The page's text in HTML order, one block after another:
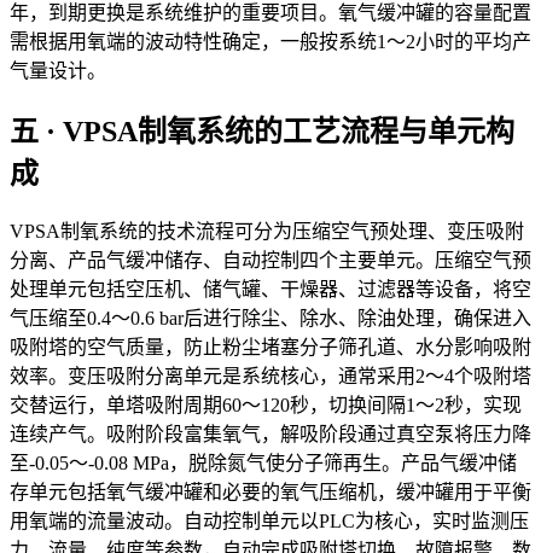
年，到期更换是系统维护的重要项目。氧气缓冲罐的容量配置
需根据用氧端的波动特性确定，一般按系统1～2小时的平均产
气量设计。
五 · VPSA制氧系统的工艺流程与单元构
成
VPSA制氧系统的技术流程可分为压缩空气预处理、变压吸附
分离、产品气缓冲储存、自动控制四个主要单元。压缩空气预
处理单元包括空压机、储气罐、干燥器、过滤器等设备，将空
气压缩至0.4～0.6 bar后进行除尘、除水、除油处理，确保进入
吸附塔的空气质量，防止粉尘堵塞分子筛孔道、水分影响吸附
效率。变压吸附分离单元是系统核心，通常采用2～4个吸附塔
交替运行，单塔吸附周期60～120秒，切换间隔1～2秒，实现
连续产气。吸附阶段富集氧气，解吸阶段通过真空泵将压力降
至-0.05～-0.08 MPa，脱除氮气使分子筛再生。产品气缓冲储
存单元包括氧气缓冲罐和必要的氧气压缩机，缓冲罐用于平衡
用氧端的流量波动。自动控制单元以PLC为核心，实时监测压